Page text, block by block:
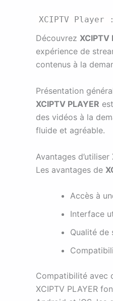
XCIPTV
Découvrez XCIPTV
expérience de
contenus à la
Présentation
XCIPTV PLAYER
des vidéos à la
fluide et agréable.
Avantages d’utiliser
Les avantages de
Accès à
Interface
Qualité de
Compatibilité avec
XCIPTV PLAYER